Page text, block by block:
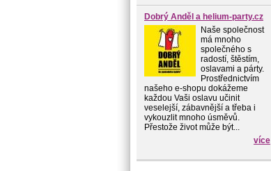
Dobrý Anděl a helium-party.cz
Naše společnost
má mnoho
společného s
radostí, štěstím,
oslavami a párty.
Prostřednictvím
našeho e-shopu dokážeme
každou Vaši oslavu učinit
veselejší, zábavnější a třeba i
vykouzlit mnoho úsměvů.
Přestože život může být...
více